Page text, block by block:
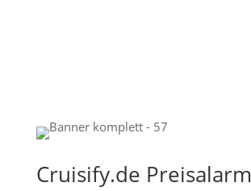
Cruisify.de Preisalarm